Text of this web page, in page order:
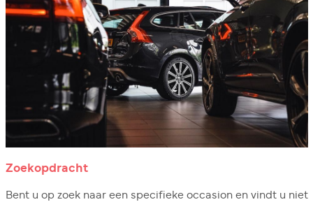
Zoekopdracht
Bent u op zoek naar een specifieke occasion en vindt u niet